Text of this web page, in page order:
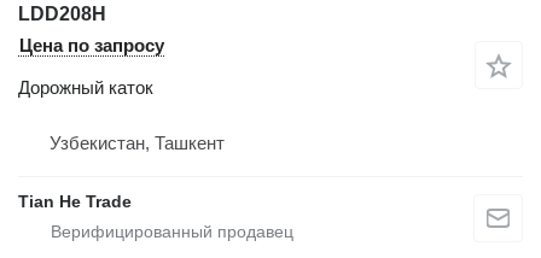
LDD208H
Цена по запросу
Дорожный каток
Узбекистан, Ташкент
Tian He Trade